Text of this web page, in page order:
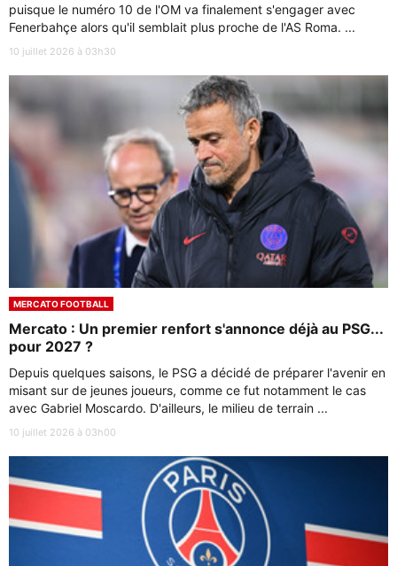
puisque le numéro 10 de l'OM va finalement s'engager avec
Fenerbahçe alors qu'il semblait plus proche de l'AS Roma. ...
10 juillet 2026 à 03h30
MERCATO FOOTBALL
Mercato : Un premier renfort s'annonce déjà au PSG...
pour 2027 ?
Depuis quelques saisons, le PSG a décidé de préparer l'avenir en
misant sur de jeunes joueurs, comme ce fut notamment le cas
avec Gabriel Moscardo. D'ailleurs, le milieu de terrain ...
10 juillet 2026 à 03h00